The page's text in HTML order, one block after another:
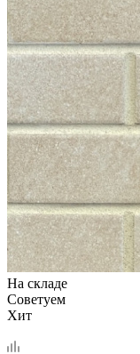
На складе
Советуем
Хит